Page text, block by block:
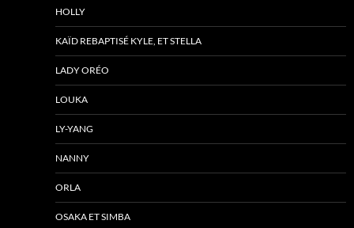
HOLLY
KAÏD REBAPTISÉ KYLE, ET STELLA
LADY ORÉO
LOUKA
LY-YANG
NANNY
ORLA
OSAKA ET SIMBA